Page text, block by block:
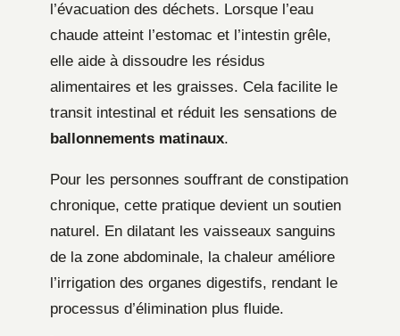
l’évacuation des déchets. Lorsque l’eau
chaude atteint l’estomac et l’intestin grêle,
elle aide à dissoudre les résidus
alimentaires et les graisses. Cela facilite le
transit intestinal et réduit les sensations de
ballonnements matinaux.
Pour les personnes souffrant de constipation
chronique, cette pratique devient un soutien
naturel. En dilatant les vaisseaux sanguins
de la zone abdominale, la chaleur améliore
l’irrigation des organes digestifs, rendant le
processus d’élimination plus fluide.